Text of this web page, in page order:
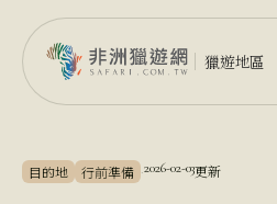
獵遊地區
目的地 行前準備 ·2026-02-03更新